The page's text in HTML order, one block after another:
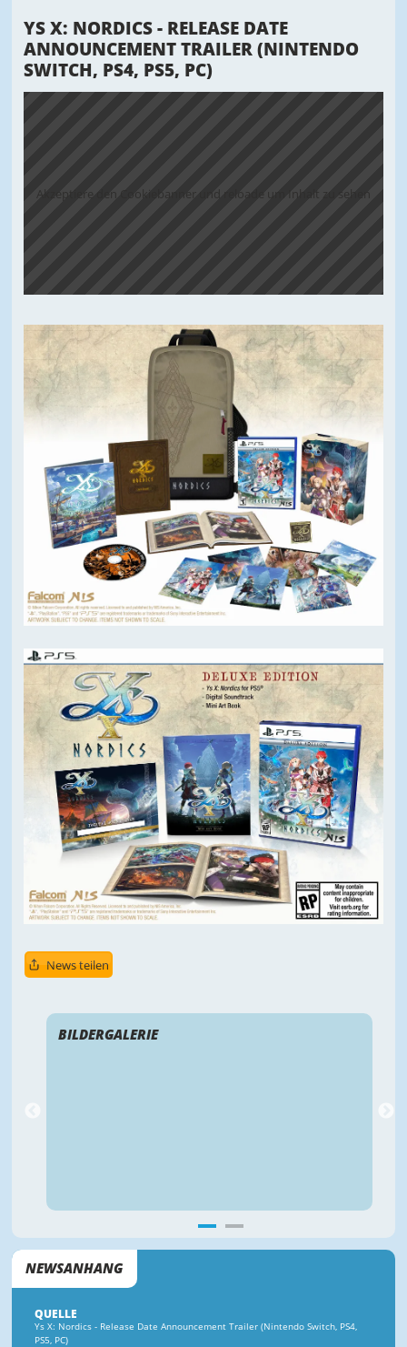
YS X: NORDICS - RELEASE DATE
ANNOUNCEMENT TRAILER (NINTENDO
SWITCH, PS4, PS5, PC)
Akzeptiere den Cookiebanner und reloade um Inhalt zu sehen
News teilen
NEWSANHANG
QUELLE
Ys X: Nordics - Release Date Announcement Trailer (Nintendo Switch, PS4,
PS5, PC)